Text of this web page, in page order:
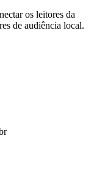
os leitores da
de audiência local.